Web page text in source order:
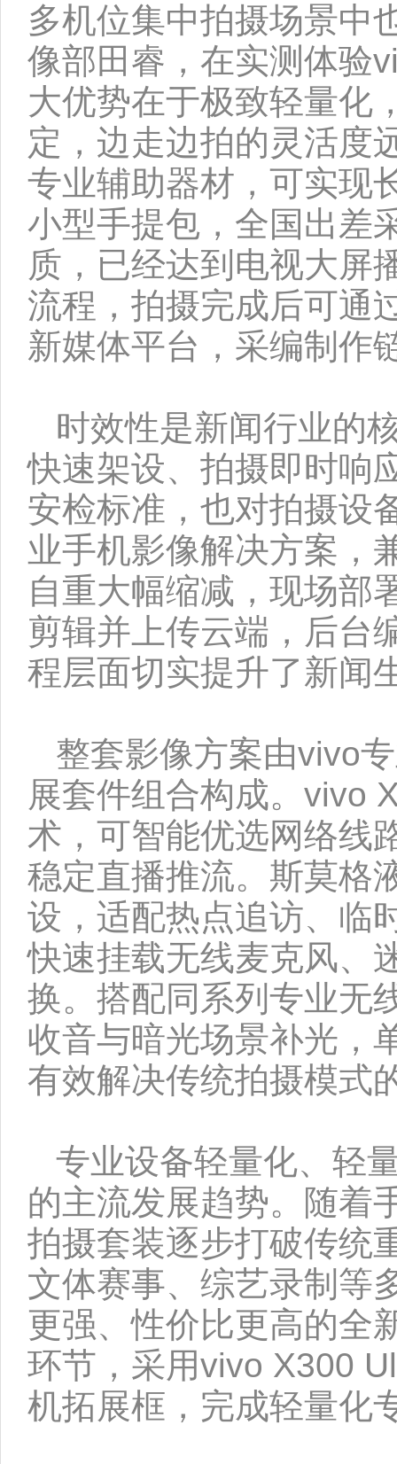
多机位集中拍摄场景中
像部田睿，在实测体验
大优势在于极致轻量化
定，边走边拍的灵活度
专业辅助器材，可实现
小型手提包，全国出差
质，已经达到电视大屏
流程，拍摄完成后可通
新媒体平台，采编制作
时效性是新闻行业的
快速架设、拍摄即时响
安检标准，也对拍摄设
业手机影像解决方案，
自重大幅缩减，现场部
剪辑并上传云端，后台
程层面切实提升了新闻
整套影像方案由vivo
展套件组合构成。vivo
术，可智能优选网络线
稳定直播推流。斯莫格
设，适配热点追访、临
快速挂载无线麦克风、
换。搭配同系列专业无
收音与暗光场景补光，
有效解决传统拍摄模式
专业设备轻量化、轻
的主流发展趋势。随着
拍摄套装逐步打破传统
文体赛事、综艺录制等
更强、性价比更高的全
环节，采用vivo X300
机拓展框，完成轻量化